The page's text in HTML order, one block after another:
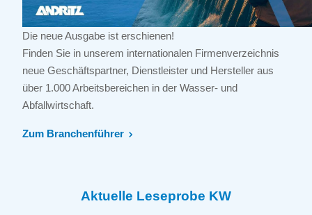
Die neue Ausgabe ist erschienen!
Finden Sie in unserem internationalen Firmenverzeichnis
neue Geschäftspartner, Dienstleister und Hersteller aus
über 1.000 Arbeitsbereichen in der Wasser- und
Abfallwirtschaft.
Zum Branchenführer
Aktuelle Leseprobe KW